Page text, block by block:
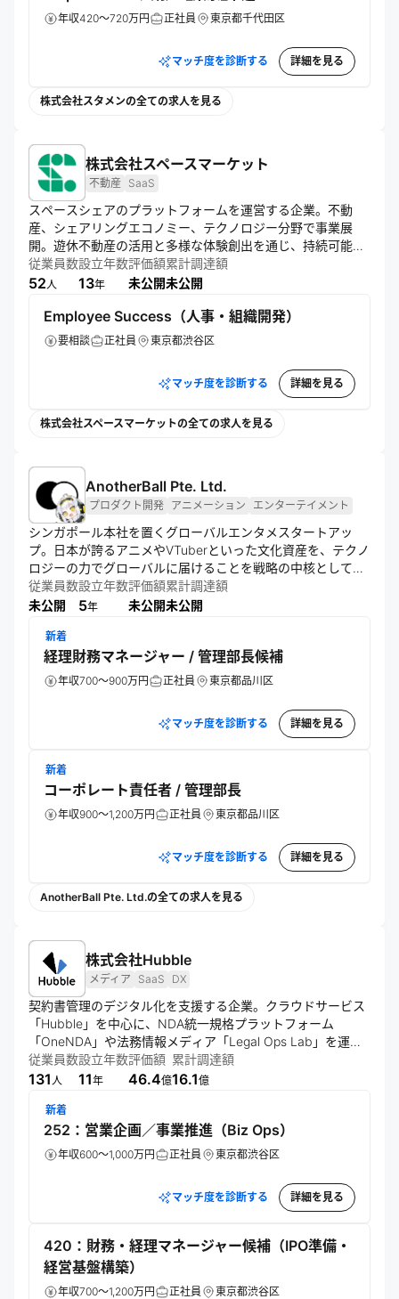
年収420～720万円 正社員 東京都千代田区
マッチ度を診断する 詳細を見る
株式会社スタメンの全ての求人を見る
株式会社スペースマーケット
不動産 SaaS
スペースシェアのプラットフォームを運営する企業。不動
産、シェアリングエコノミー、テクノロジー分野で事業展
開。遊休不動産の活用と多様な体験創出を通じ、持続可能な
社会を目指す。スマートフォンアプリを通じた15分単位の予
約システムや、公共施設向けSaaSサービス「Spacepad」も
従業員数
52人
設立年数
13年
評価額
未公開
累計調達額
未公開
Employee Success（人事・組織開発）
要相談 正社員 東京都渋谷区
マッチ度を診断する 詳細を見る
株式会社スペースマーケットの全ての求人を見る
AnotherBall Pte. Ltd.
プロダクト開発 アニメーション エンターテイメント
シンガポール本社を置くグローバルエンタメスタートアッ
プ。日本が誇るアニメやVTuberといった文化資産を、テクノ
ロジーの力でグローバルに届けることを戦略の中核としてお
り、世界の著名投資家からもその成長性とビジョンが評価さ
れている。
従業員数
未公開
設立年数
5年
評価額
未公開
累計調達額
未公開
新着
経理財務マネージャー / 管理部長候補
年収700～900万円 正社員 東京都品川区
マッチ度を診断する 詳細を見る
新着
コーポレート責任者 / 管理部長
年収900～1,200万円 正社員 東京都品川区
マッチ度を診断する 詳細を見る
AnotherBall Pte. Ltd.の全ての求人を見る
株式会社Hubble
メディア SaaS DX
契約書管理のデジタル化を支援する企業。クラウドサービス
「Hubble」を中心に、NDA統一規格プラットフォーム
「OneNDA」や法務情報メディア「Legal Ops Lab」を運
営。法務と事業部門の協業促進、業務効率化を通じ、契約業
務の生産性向上を実現する。
従業員数
131人
設立年数
11年
評価額
46.4億
累計調達額
16.1億
新着
252：営業企画／事業推進（Biz Ops）
年収600～1,000万円 正社員 東京都渋谷区
マッチ度を診断する 詳細を見る
420：財務・経理マネージャー候補（IPO準備・
経営基盤構築）
年収700～1,200万円 正社員 東京都渋谷区